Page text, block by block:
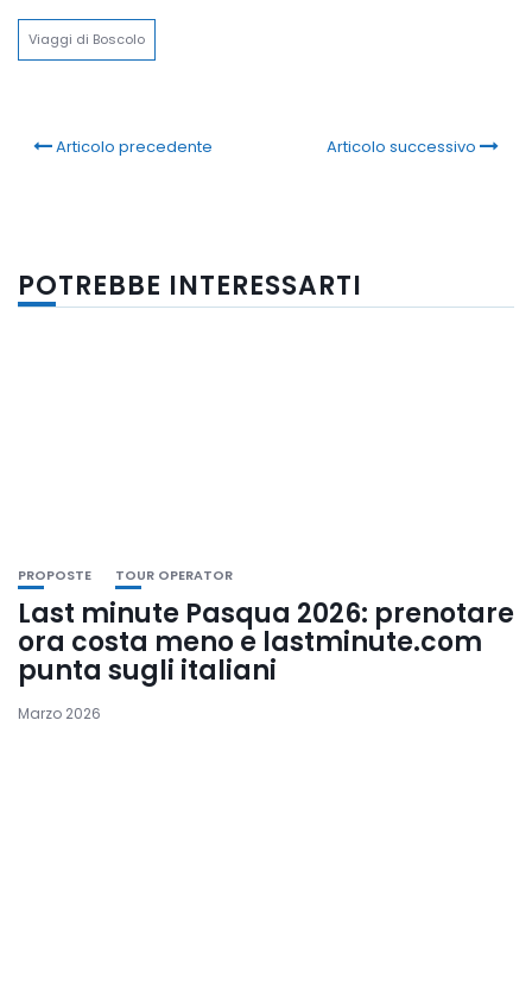
Viaggi di Boscolo
Articolo precedente Articolo successivo
POTREBBE INTERESSARTI
PROPOSTE TOUR OPERATOR
Last minute Pasqua 2026: prenotare
ora costa meno e lastminute.com
punta sugli italiani
Marzo 2026